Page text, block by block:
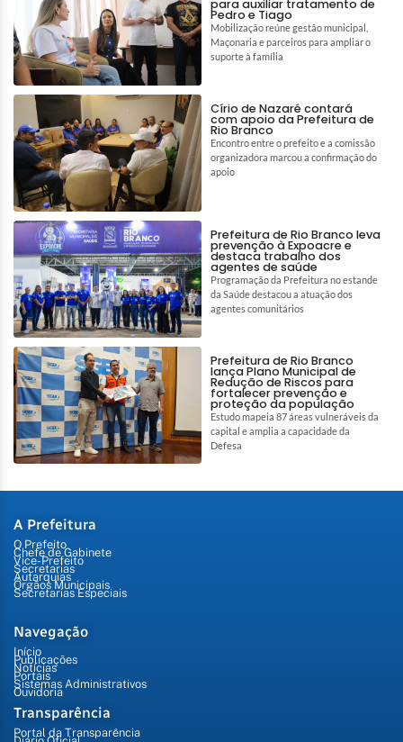
para auxiliar tratamento de
Pedro e Tiago
Mobilização reúne gestão municipal,
Maçonaria e parceiros para ampliar o
suporte à família
Círio de Nazaré contará
com apoio da Prefeitura de
Rio Branco
Encontro entre o prefeito e a comissão
organizadora marcou a confirmação do
apoio
Prefeitura de Rio Branco leva
prevenção à Expoacre e
destaca trabalho dos
agentes de saúde
Programação da Prefeitura no estande
da Saúde destacou a atuação dos
agentes comunitários
Prefeitura de Rio Branco
lança Plano Municipal de
Redução de Riscos para
fortalecer prevenção e
proteção da população
Estudo mapeia 87 áreas vulneráveis da
capital e amplia a capacidade da
Defesa
A Prefeitura
O Prefeito
Chefe de Gabinete
Vice-Prefeito
Secretarias
Autarquias
Órgãos Municipais
Secretarias Especiais
Navegação
Início
Publicações
Notícias
Portais
Sistemas Administrativos
Ouvidoria
Transparência
Portal da Transparência